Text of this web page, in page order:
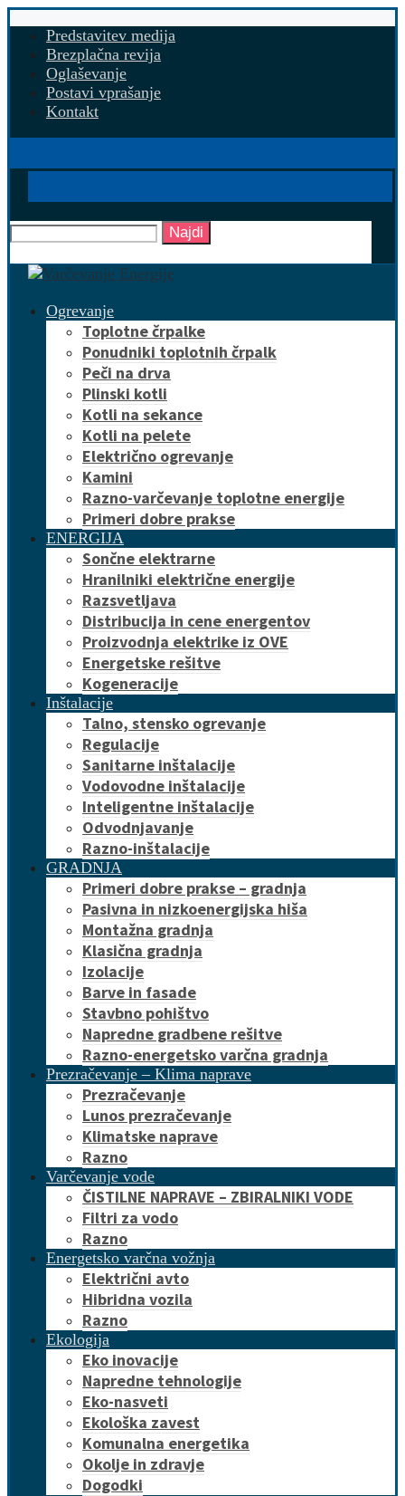
Predstavitev medija
Brezplačna revija
Oglaševanje
Postavi vprašanje
Kontakt
Najdi
Ogrevanje
Toplotne črpalke
Ponudniki toplotnih črpalk
Peči na drva
Plinski kotli
Kotli na sekance
Kotli na pelete
Električno ogrevanje
Kamini
Razno-varčevanje toplotne energije
Primeri dobre prakse
ENERGIJA
Sončne elektrarne
Hranilniki električne energije
Razsvetljava
Distribucija in cene energentov
Proizvodnja elektrike iz OVE
Energetske rešitve
Kogeneracije
Inštalacije
Talno, stensko ogrevanje
Regulacije
Sanitarne inštalacije
Vodovodne inštalacije
Inteligentne inštalacije
Odvodnjavanje
Razno-inštalacije
GRADNJA
Primeri dobre prakse – gradnja
Pasivna in nizkoenergijska hiša
Montažna gradnja
Klasična gradnja
Izolacije
Barve in fasade
Stavbno pohištvo
Napredne gradbene rešitve
Razno-energetsko varčna gradnja
Prezračevanje – Klima naprave
Prezračevanje
Lunos prezračevanje
Klimatske naprave
Razno
Varčevanje vode
ČISTILNE NAPRAVE – ZBIRALNIKI VODE
Filtri za vodo
Razno
Energetsko varčna vožnja
Električni avto
Hibridna vozila
Razno
Ekologija
Eko inovacije
Napredne tehnologije
Eko-nasveti
Ekološka zavest
Komunalna energetika
Okolje in zdravje
Dogodki